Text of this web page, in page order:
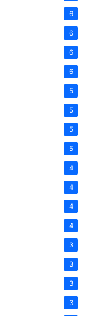
6
6
6
6
5
5
5
5
4
4
4
4
3
3
3
3